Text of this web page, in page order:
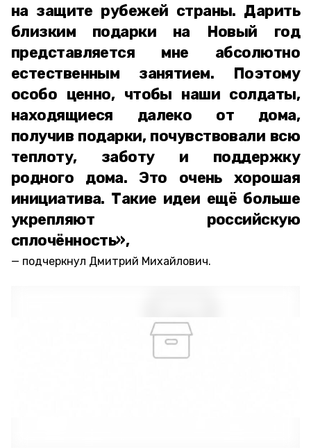
на защите рубежей страны. Дарить
близким подарки на Новый год
представляется мне абсолютно
естественным занятием. Поэтому
особо ценно, чтобы наши солдаты,
находящиеся далеко от дома,
получив подарки, почувствовали всю
теплоту, заботу и поддержку
родного дома. Это очень хорошая
инициатива. Такие идеи ещё больше
укрепляют российскую
сплочённость»,
подчеркнул Дмитрий Михайлович.